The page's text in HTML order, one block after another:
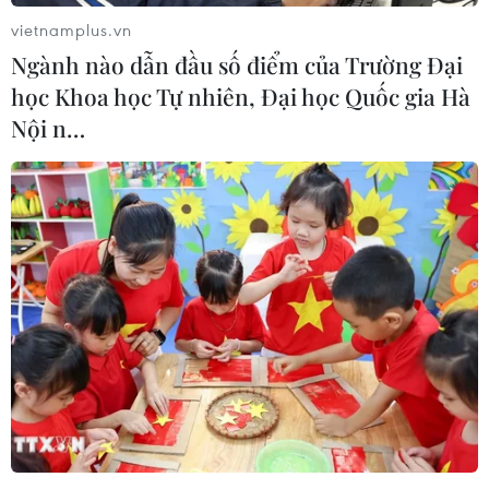
mại dao động từ 21,5 đến 26,5 điểm
09/08/2026 08:02
Từ 10-11/8, Bắc Bộ và Trung Bộ có
nơi nắng nóng gay gắt trên 37 độ C
09/08/2026 07:57
Ngư dân trôi dạt trên biển được các
tàu cá cứu vớt, đưa vào bờ an toàn
09/08/2026 07:45
Tuổi trẻ Điện Biên tiếp nhận ngọn
đuốc Hành trình “Tôi yêu Tổ quốc
vietnamplus.vn
Ngành nào dẫn đầu số điểm của Trường Đại
học Khoa học Tự nhiên, Đại học Quốc gia Hà
Nội n…